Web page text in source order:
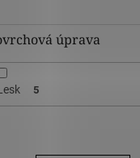
úprava
5